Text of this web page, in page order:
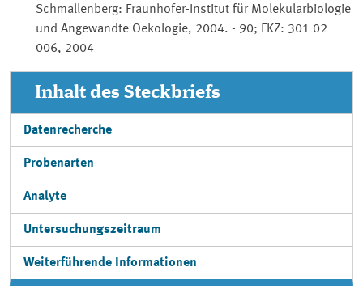
Schmallenberg: Fraunhofer-Institut für Molekularbiologie
und Angewandte Oekologie, 2004. - 90; FKZ: 301 02
006, 2004
Inhalt des Steckbriefs
Datenrecherche
Probenarten
Analyte
Untersuchungszeitraum
Weiterführende Informationen